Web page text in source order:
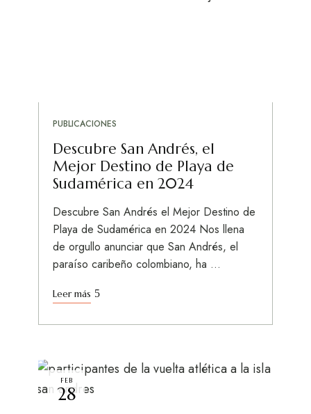
PUBLICACIONES
Descubre San Andrés, el
Mejor Destino de Playa de
Sudamérica en 2024
Descubre San Andrés el Mejor Destino de
Playa de Sudamérica en 2024 Nos llena
de orgullo anunciar que San Andrés, el
paraíso caribeño colombiano, ha …
Leer más
FEB
28